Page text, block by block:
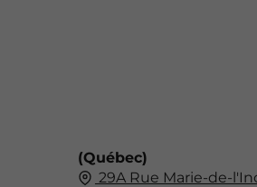
(Québec)
29A Rue Marie-de-